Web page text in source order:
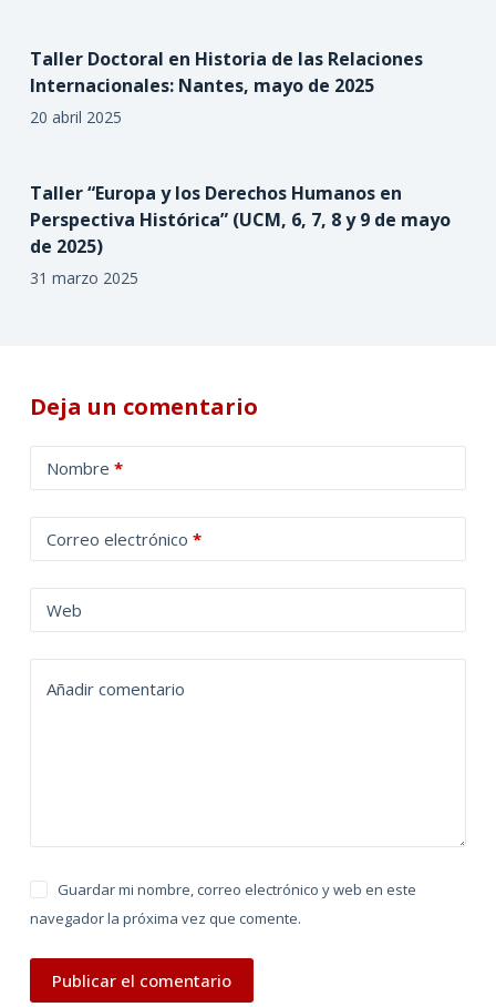
Taller Doctoral en Historia de las Relaciones
Internacionales: Nantes, mayo de 2025
20 abril 2025
Taller “Europa y los Derechos Humanos en
Perspectiva Histórica” (UCM, 6, 7, 8 y 9 de mayo
de 2025)
31 marzo 2025
Deja un comentario
Nombre *
Correo electrónico *
Web
Añadir comentario
Guardar mi nombre, correo electrónico y web en este
navegador la próxima vez que comente.
Publicar el comentario
l
t
a
t